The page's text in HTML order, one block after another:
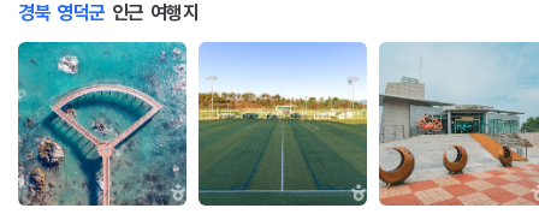
경북 영덕군 인근 여행지